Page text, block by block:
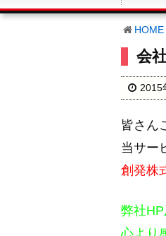
HOME
会
2015
皆さん
当サー
創発株
弊社
心より